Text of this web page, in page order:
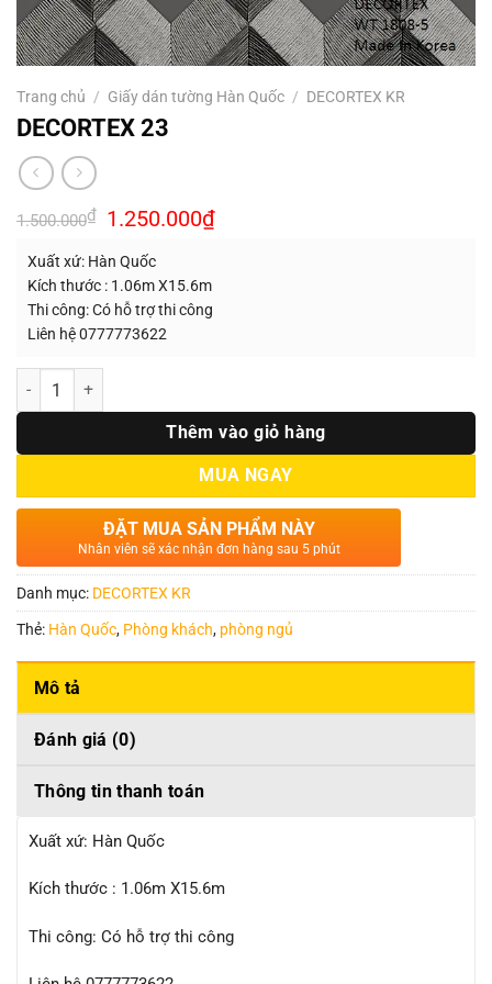
Trang chủ / Giấy dán tường Hàn Quốc / DECORTEX KR
DECORTEX 23
1.500.000₫ Giá
gốc
1.500.000₫.
1.250.000₫Giá
hiện
Xuất xứ: Hàn Quốc
Kích thước : 1.06m X15.6m
Thi công: Có hỗ trợ thi công
Liên hệ 0777773622
Số lượng
Thêm vào giỏ hàng
MUA NGAY
ĐẶT MUA SẢN PHẨM NÀY
Nhân viên sẽ xác nhận đơn hàng sau 5 phút
Danh mục: DECORTEX KR
Thẻ: Hàn Quốc, Phòng khách, phòng ngủ
Mô tả
Đánh giá (0)
Thông tin thanh toán
Xuất xứ: Hàn Quốc
Kích thước : 1.06m X15.6m
Thi công: Có hỗ trợ thi công